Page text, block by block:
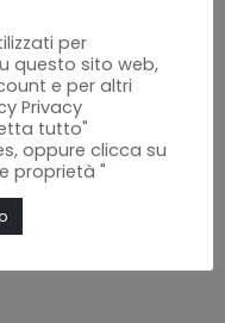
Cerca
per
questo sito web,
e per altri
Privacy
tutto"
oppure clicca su
proprietà "